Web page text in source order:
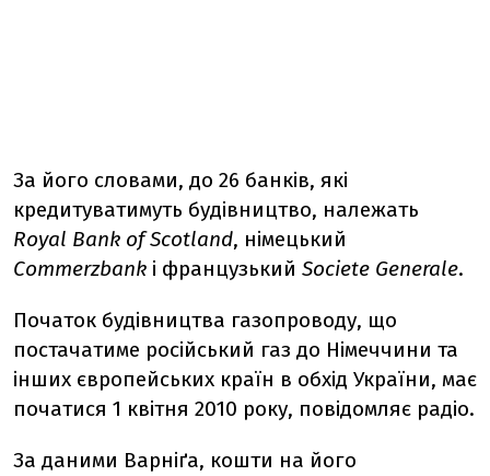
За його словами, до 26 банків, які
кредитуватимуть будівництво, належать
Royal Bank of Scotland, німецький
Commerzbank і французький Societe Generale.
Початок будівництва газопроводу, що
постачатиме російський газ до Німеччини та
інших європейських країн в обхід України, має
початися 1 квітня 2010 року, повідомляє радіо.
За даними Варніґа, кошти на його